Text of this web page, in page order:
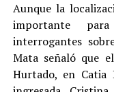
Aunque la
importante
interrogantes
Mata señaló que
Hurtado, en Catia